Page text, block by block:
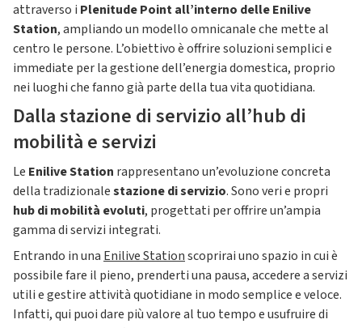
attraverso i Plenitude Point all’interno delle Enilive
Station, ampliando un modello omnicanale che mette al
centro le persone. L’obiettivo è offrire soluzioni semplici e
immediate per la gestione dell’energia domestica, proprio
nei luoghi che fanno già parte della tua vita quotidiana.
Dalla stazione di servizio all’hub di
mobilità e servizi
Le Enilive Station rappresentano un’evoluzione concreta
della tradizionalestazione di servizio. Sono veri e propri
hub di mobilità evoluti, progettati per offrire un’ampia
gamma di servizi integrati.
Entrando in una Enilive Stationscoprirai uno spazio in cui è
possibile fare il pieno, prenderti una pausa, accedere a servizi
utili e gestire attività quotidiane in modo semplice e veloce.
Infatti, qui puoi dare più valore al tuo tempo e usufruire di